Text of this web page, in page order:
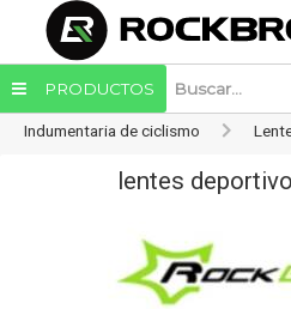
PRODUCTOS
Indumentaria de ciclismo
lentes
Enviar a email